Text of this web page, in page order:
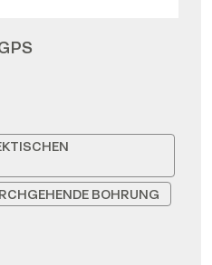
BOHRUNG